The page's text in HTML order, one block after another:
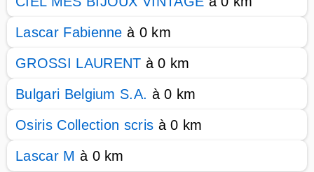
Lascar Fabienne à 0 km
GROSSI LAURENT à 0 km
Bulgari Belgium S.A. à 0 km
Osiris Collection scris à 0 km
Lascar M à 0 km